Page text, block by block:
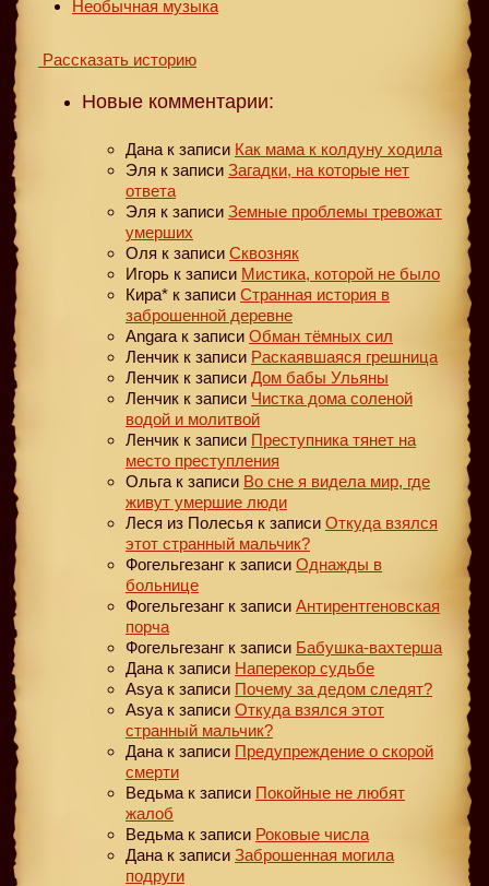
Необычная музыка
Рассказать историю
Новые комментарии:
Дана к записи Как мама к колдуну ходила
Эля к записи Загадки, на которые нет
ответа
Эля к записи Земные проблемы тревожат
умерших
Оля к записи Сквозняк
Игорь к записи Мистика, которой не было
Кира* к записи Странная история в
заброшенной деревне
Angara к записи Обман тёмных сил
Ленчик к записи Раскаявшаяся грешница
Ленчик к записи Дом бабы Ульяны
Ленчик к записи Чистка дома соленой
водой и молитвой
Ленчик к записи Преступника тянет на
место преступления
Ольга к записи Во сне я видела мир, где
живут умершие люди
Леся из Полесья к записи Откуда взялся
этот странный мальчик?
Фогельгезанг к записи Однажды в
больнице
Фогельгезанг к записи Антирентгеновская
порча
Фогельгезанг к записи Бабушка-вахтерша
Дана к записи Наперекор судьбе
Asya к записи Почему за дедом следят?
Asya к записи Откуда взялся этот
странный мальчик?
Дана к записи Предупреждение о скорой
смерти
Ведьма к записи Покойные не любят
жалоб
Ведьма к записи Роковые числа
Дана к записи Заброшенная могила
подруги